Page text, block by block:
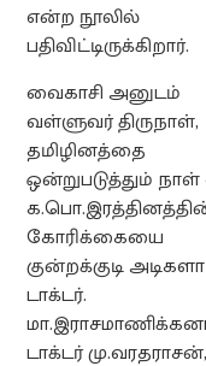
என்ற நூலில்
பதிவிட்டிருக்கிறார்.
வைகாசி அனுடம்
வள்ளுவர் திருநாள்,
தமிழினத்தை
ஒன்றுபடுத்தும்
கோரிக்கையை
குன்றக்குடி
டாக்டர்.
டாக்டர் மு.வரதராசன்,